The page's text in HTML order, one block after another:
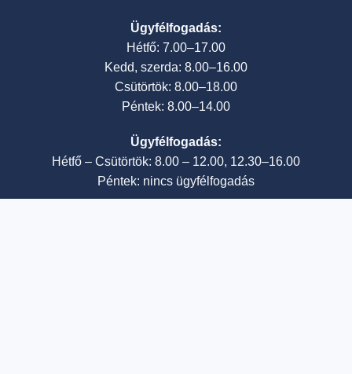
Ügyfélfogadás:
Hétfő: 7.00–17.00
Kedd, szerda: 8.00–16.00
Csütörtök: 8.00–18.00
Péntek: 8.00–14.00
Ügyfélfogadás:
Hétfő – Csütörtök: 8.00 – 12.00, 12.30–16.00
Péntek: nincs ügyfélfogadás